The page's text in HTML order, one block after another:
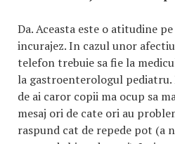
Da. Aceasta este o atitudine
incurajez. In cazul unor
telefon trebuie sa fie la
la gastroenterologul pediatru.
de ai caror copii ma ocup sa
mesaj ori de cate ori au
raspund cat de repede pot (a